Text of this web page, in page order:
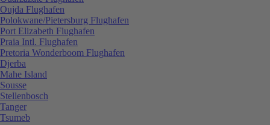
Oujda Flughafen
Polokwane/Pietersburg Flughafen
Port Elizabeth Flughafen
Praia Intl. Flughafen
Pretoria Wonderboom Flughafen
Djerba
Mahe Island
Sousse
Stellenbosch
Tanger
Tsumeb